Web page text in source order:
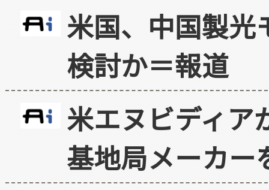
米国、中国製光
検討か＝報道
米エヌビディア
基地局メーカー